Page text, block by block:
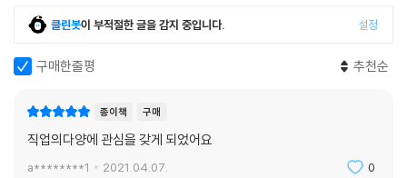
형성, 권력 감시 등 미디어의 속성을 다각도로 살펴본다. 매스 미디어 업계
이 추구하는 가치, 광고의 특징까지 알아본다. 진실을 추구한 오시에츠키
까? 뉴스는 어떻게 만들어지는가? 등 신문 방송학에 대한 궁금증을 풀어
본다.
클린봇이 부적절한 글을 감지 중입니다. 설정
구매한줄평 추천순
종이책 구매
직업의다양에 관심을 갖게 되었어요
a********1 2021.04.07. 0